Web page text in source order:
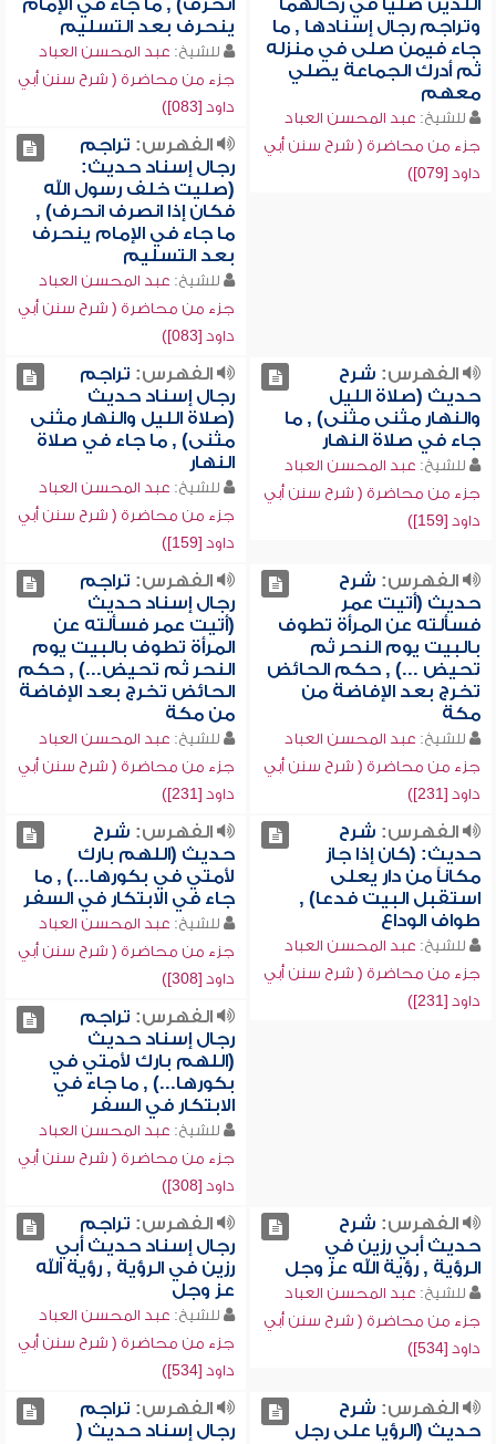
اللذين صليا في رحالهما
وتراجم رجال إسنادها , ما
جاء فيمن صلى في منزله
ثم أدرك الجماعة يصلي
معهم
للشيخ: عبد المحسن العباد
جزء من محاضرة ( شرح سنن أبي
داود [079])
انحرف) , ما جاء في الإمام
ينحرف بعد التسليم
للشيخ: عبد المحسن العباد
جزء من محاضرة ( شرح سنن أبي
داود [083])
الفهرس: تراجم
رجال إسناد حديث:
(صليت خلف رسول الله
فكان إذا انصرف انحرف) ,
ما جاء في الإمام ينحرف
بعد التسليم
للشيخ: عبد المحسن العباد
جزء من محاضرة ( شرح سنن أبي
داود [083])
الفهرس: شرح
حديث (صلاة الليل
والنهار مثنى مثنى) , ما
جاء في صلاة النهار
للشيخ: عبد المحسن العباد
جزء من محاضرة ( شرح سنن أبي
داود [159])
الفهرس: تراجم
رجال إسناد حديث
(صلاة الليل والنهار مثنى
مثنى) , ما جاء في صلاة
النهار
للشيخ: عبد المحسن العباد
جزء من محاضرة ( شرح سنن أبي
داود [159])
الفهرس: شرح
حديث (أتيت عمر
فسألته عن المرأة تطوف
بالبيت يوم النحر ثم
تحيض ...) , حكم الحائض
تخرج بعد الإفاضة من
مكة
للشيخ: عبد المحسن العباد
جزء من محاضرة ( شرح سنن أبي
داود [231])
الفهرس: تراجم
رجال إسناد حديث
(أتيت عمر فسألته عن
المرأة تطوف بالبيت يوم
النحر ثم تحيض...) , حكم
الحائض تخرج بعد الإفاضة
من مكة
للشيخ: عبد المحسن العباد
جزء من محاضرة ( شرح سنن أبي
داود [231])
الفهرس: شرح
حديث: (كان إذا جاز
مكاناً من دار يعلى
استقبل البيت فدعا) ,
طواف الوداع
للشيخ: عبد المحسن العباد
جزء من محاضرة ( شرح سنن أبي
داود [231])
الفهرس: شرح
حديث (اللهم بارك
لأمتي في بكورها...) , ما
جاء في الابتكار في السفر
للشيخ: عبد المحسن العباد
جزء من محاضرة ( شرح سنن أبي
داود [308])
الفهرس: تراجم
رجال إسناد حديث
(اللهم بارك لأمتي في
بكورها...) , ما جاء في
الابتكار في السفر
للشيخ: عبد المحسن العباد
جزء من محاضرة ( شرح سنن أبي
داود [308])
الفهرس: شرح
حديث أبي رزين في
الرؤية , رؤية الله عز وجل
للشيخ: عبد المحسن العباد
جزء من محاضرة ( شرح سنن أبي
داود [534])
الفهرس: تراجم
رجال إسناد حديث أبي
رزين في الرؤية , رؤية الله
عز وجل
للشيخ: عبد المحسن العباد
جزء من محاضرة ( شرح سنن أبي
داود [534])
الفهرس: شرح
حديث (الرؤيا على رجل
الفهرس: تراجم
رجال إسناد حديث (